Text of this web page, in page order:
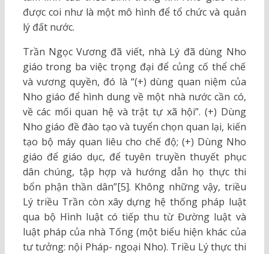
được coi như là một mô hình để tổ chức và quản
lý đất nước.
Trần Ngọc Vương đã viết, nhà Lý đã dùng Nho
giáo trong ba việc trọng đại để củng cố thể chế
và vương quyền, đó là “(+) dùng quan niệm của
Nho giáo để hình dung về một nhà nước cần có,
về các mối quan hệ và trật tự xã hội”. (+) Dùng
Nho giáo đề đào tạo và tuyển chọn quan lại, kiến
tạo bộ máy quan liêu cho chế độ; (+) Dùng Nho
giáo để giáo dục, để tuyên truyền thuyết phục
dân chúng, tập hợp và hướng dẫn họ thực thi
bổn phận thần dân”[5]. Không những vậy, triều
Lý triều Trần còn xây dựng hệ thống pháp luật
qua bộ Hình luật có tiếp thu từ Đường luật và
luật pháp của nhà Tống (một biểu hiện khác của
tư tưởng: nội Pháp- ngoại Nho). Triều Lý thực thi